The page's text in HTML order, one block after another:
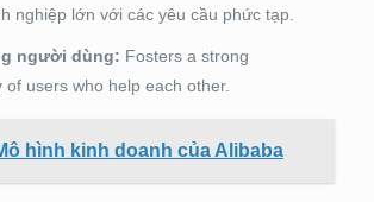
nghiệp lớn với các yêu cầu phức tạp.
người dùng: Fosters a strong
of users who help each other.
hình kinh doanh của Alibaba